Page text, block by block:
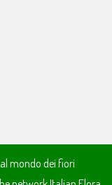
mondo dei fiori